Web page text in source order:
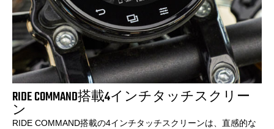
RIDE COMMAND搭載4インチタッチスクリー
ン
RIDE COMMAND搭載の4インチタッチスクリーンは、直感的な